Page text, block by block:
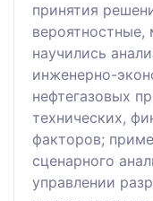
принятия
вероятностные,
научились
инженерно-
нефтегазовых
технических,
факторов;
сценарного
управлении